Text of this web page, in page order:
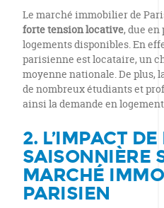
Le marché immobilier de
forte tension locative, due en
logements disponibles. En
parisienne est locataire, un
moyenne nationale. De plus,
de nombreux étudiants et
ainsi la demande en
2. L’IMPACT
SAISONNIÈRE
MARCHÉ
PARISIEN